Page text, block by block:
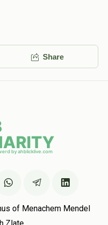
Share
of Menachem Mendel